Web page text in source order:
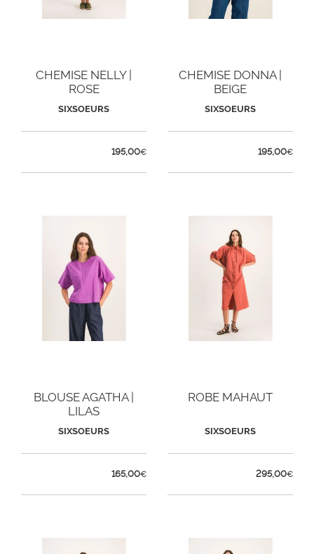
CHEMISE NELLY |
ROSE
SIXSOEURS
195,00€
CHEMISE DONNA |
BEIGE
SIXSOEURS
195,00€
BLOUSE AGATHA |
LILAS
SIXSOEURS
165,00€
ROBE MAHAUT
SIXSOEURS
295,00€